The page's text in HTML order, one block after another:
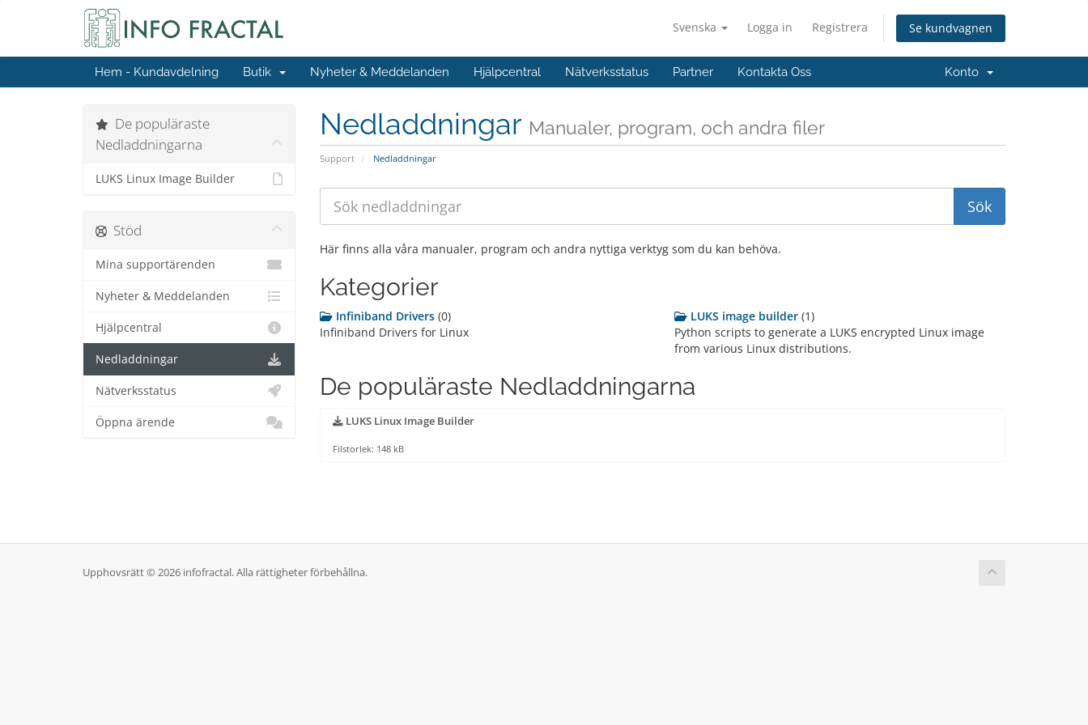
Svenska Logga in Registrera Se kundvagnen
Hem - Kundavdelning Butik Nyheter & Meddelanden Hjälpcentral Nätverksstatus Partner Kontakta Oss Konto
Nedladdningar Manualer, program, och andra filer
Support Nedladdningar
Här finns alla våra manualer, program och andra nyttiga verktyg som du kan behöva.
Kategorier
Infiniband Drivers (0)
Infiniband Drivers for Linux
LUKS image builder (1)
Python scripts to generate a LUKS encrypted Linux image
from various Linux distributions.
De populäraste Nedladdningarna
LUKS Linux Image Builder
Filstorlek: 148 kB
De populäraste
Nedladdningarna
LUKS Linux Image Builder
Stöd
Mina supportärenden
Nyheter & Meddelanden
Hjälpcentral
Nedladdningar
Nätverksstatus
Öppna ärende
Upphovsrätt © 2026 infofractal. Alla rättigheter förbehållna.